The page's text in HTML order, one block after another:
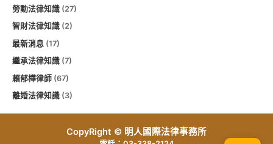
勞動法律知識(27)
智財法律知識(2)
最新消息 (17)
繼承法律知識(7)
賴郁樺律師(67)
離婚法律知識(3)
CopyRight © 明人國際法律事務所